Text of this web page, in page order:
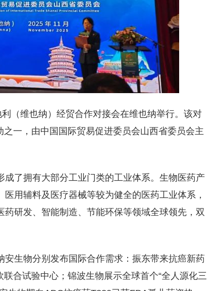
（维也纳）经贸合作对接会在维也纳举行。该对
之一，由中国国际贸易促进委员会山西省委员会主
了拥有大部分工业门类的工业体系。生物医药产
用辅料及医疗器械等较为健全的医药工业体系，
研发、智能制造、节能环保等领域全球领先，双
生物分别发布国际合作需求：振东带来抗癌新药
合试验中心；锦波生物展示全球首个“全人源化三